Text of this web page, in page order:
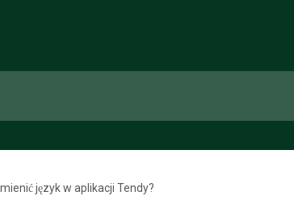
język w aplikacji Tendy?